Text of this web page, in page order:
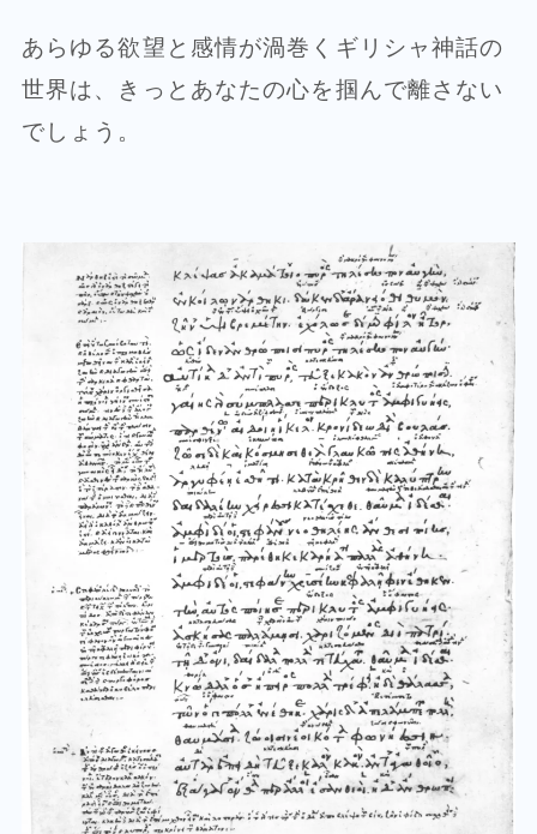
あらゆる欲望と感情が渦巻くギリシャ神話の
世界は、きっとあなたの心を掴んで離さない
でしょう。